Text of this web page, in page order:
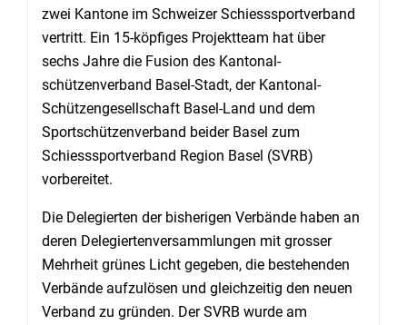
zwei Kantone im Schweizer Schiesssportverband
vertritt. Ein 15-köpfiges Projektteam hat über
sechs Jahre die Fusion des Kantonal-
schützenverband Basel-Stadt, der Kantonal-
Schützengesellschaft Basel-Land und dem
Sportschützenverband beider Basel zum
Schiesssportverband Region Basel (SVRB)
vorbereitet.
Die Delegierten der bisherigen Verbände haben an
deren Delegiertenversammlungen mit grosser
Mehrheit grünes Licht gegeben, die bestehenden
Verbände aufzulösen und gleichzeitig den neuen
Verband zu gründen. Der SVRB wurde am